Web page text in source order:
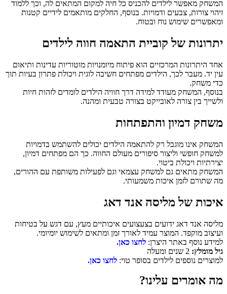
המשחק מאפשר לילדים להכניס כל חיה למקום המתאים לה, וכך ללמוד
זיהוי צורות, צבעים ודמויות. בנוסף, החלקים מותאמים לידיים קטנות
ומאפשרים שימוש נוח ובטוח.
יתרונות של קוביית התאמה חווה לילדים
אחד היתרונות המרכזיים הוא פיתוח מיומנויות מוטוריות עדינות ותיאום
עין יד. מעבר לכך, הילדים מפתחים חשיבה לוגית ויכולת פתרון בעיות תוך
כדי משחק.
בנוסף, המשחק מעודד למידה דרך חוויה הילדים לומדים לזהות חיות
ולשייך בין צורה לאובייקט בצורה טבעית ומהנה.
משחק דמיון והתפתחות
המשחק אינו מוגבל רק להתאמה הילדים יכולים להשתמש בדמויות
למשחק חופשי וליצור סיפורים מעולם החווה. כך הם מפתחים דמיון,
יצירתיות ויכולת ביטוי.
המשחק מתאים גם למשחק עצמאי וגם לפעילות משותפת עם ההורים,
מה שתורם לזמן איכות משמעותי.
איכות של מליסה אנד דאג
מליסה אנד דאג ידועים בצעצועים איכותיים מעץ, עם דגש על בטיחות
ועיצוב מוקפד. המוצר עמיד לאורך זמן ומתאים לשימוש יומיומי.
למידע נוסף באתר היצרן: לחצו כאן.
גיל מומלץ:
למוצרים נוספים לילדים בסופר טוי: לחצו כאן.
מה אומרים עלינו?